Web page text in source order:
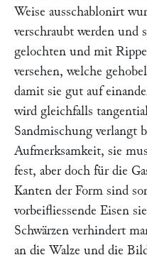
Weise ausschablonirt
verschraubt werden und
gelochten und mit
versehen, welche
damit sie gut auf
wird gleichfalls
Sandmischung verlangt
Aufmerksamkeit, sie
fest, aber doch für die
Kanten der Form sind
vorbeifliessende Eisen
Schwärzen verhindert
an die Walze und die